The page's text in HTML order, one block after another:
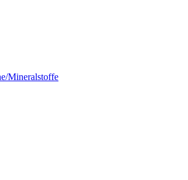
Mineralstoffe